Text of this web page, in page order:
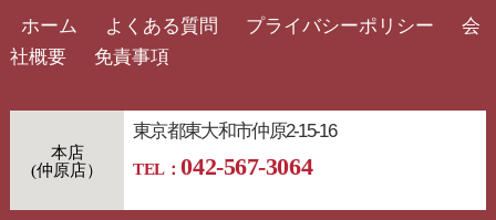
ホーム よくある質問 プライバシーポリシー
会
社概要
免責事項
本店
東京都東大和市仲原2-15-16
TEL：042-567-3064